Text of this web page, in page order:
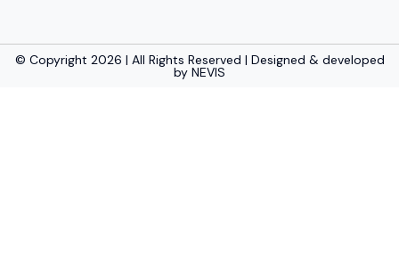
© Copyright 2026 | All Rights Reserved | Designed & developed
by NEVIS